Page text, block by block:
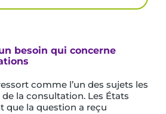
besoin qui concerne
comme l’un des sujets les
la consultation. Les États
que la question a reçu